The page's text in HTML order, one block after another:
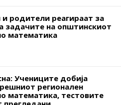
родители реагираат за
задачите на општинскиот
математика
Учениците добија
регионален
математика, тестовите